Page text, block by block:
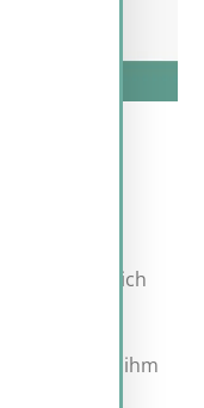
sich
einzelnen
die sich vor ihm